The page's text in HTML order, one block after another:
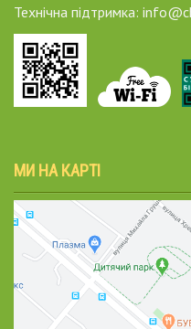
Технічна підтримка:
МИ НА КАРТІ